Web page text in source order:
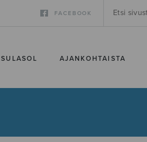
FACEBOOK
SULASOL AJANKOHTAISTA